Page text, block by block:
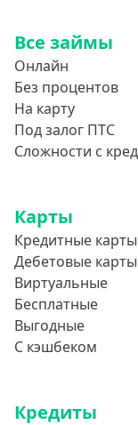
Все займы
Онлайн
Без процентов
На карту
Под залог ПТС
Сложности с
Карты
Кредитные карты
Дебетовые карты
Виртуальные
Бесплатные
Выгодные
С кэшбеком
Кредиты